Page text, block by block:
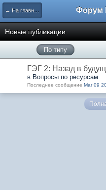
← На главную
Новые публикации
По типу
ГЭГ 2: Назад в
в Вопросы по ресурсам
Последнее сообщение Mar 09